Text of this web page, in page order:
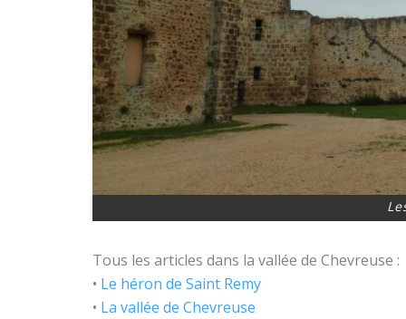
Tous les articles dans la vallée de Chevreuse :
• Le héron de Saint Remy
• La vallée de Chevreuse